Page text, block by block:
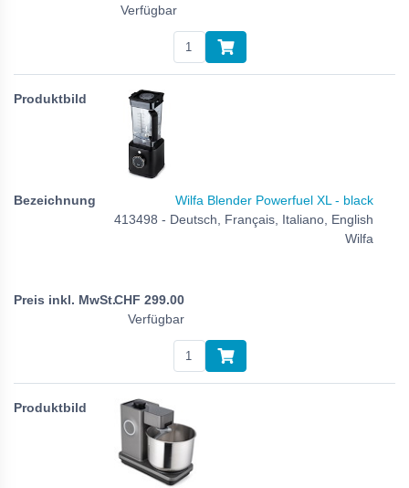
Verfügbar
Wilfa Blender Powerfuel XL - black
413498 - Deutsch, Français, Italiano, English
Wilfa
CHF 299.00
Verfügbar